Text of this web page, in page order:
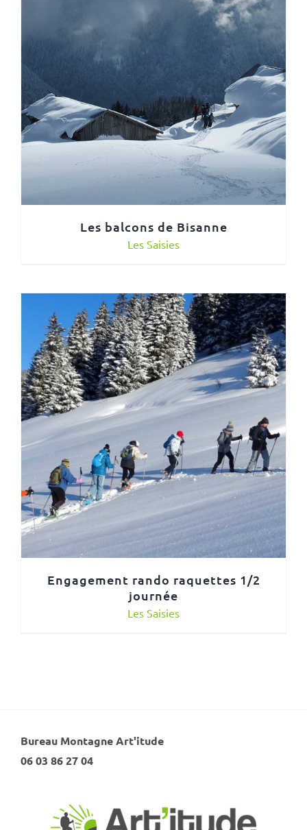
Les balcons de Bisanne
Les Saisies
Engagement rando raquettes 1/2
journée
Les Saisies
Bureau Montagne Art'itude
06 03 86 27 04